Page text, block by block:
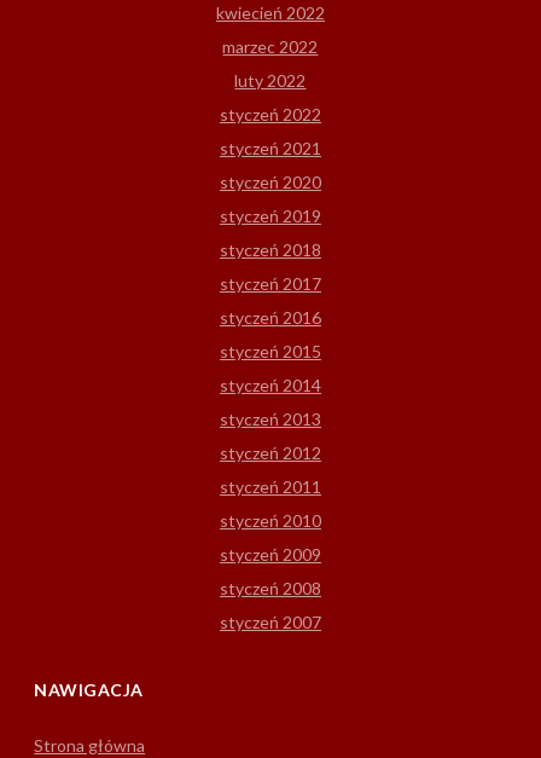
kwiecień 2022
marzec 2022
luty 2022
styczeń 2022
styczeń 2021
styczeń 2020
styczeń 2019
styczeń 2018
styczeń 2017
styczeń 2016
styczeń 2015
styczeń 2014
styczeń 2013
styczeń 2012
styczeń 2011
styczeń 2010
styczeń 2009
styczeń 2008
styczeń 2007
NAWIGACJA
Strona główna